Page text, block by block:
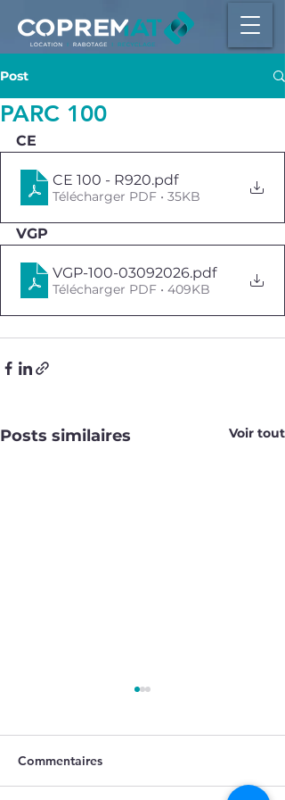
Post
PARC 100
CE
CE 100 - R920.pdf
Télécharger PDF • 35KB
VGP
VGP-100-03092026.pdf
Télécharger PDF • 409KB
Posts similaires Voir tout
VGP CE
Commentaires